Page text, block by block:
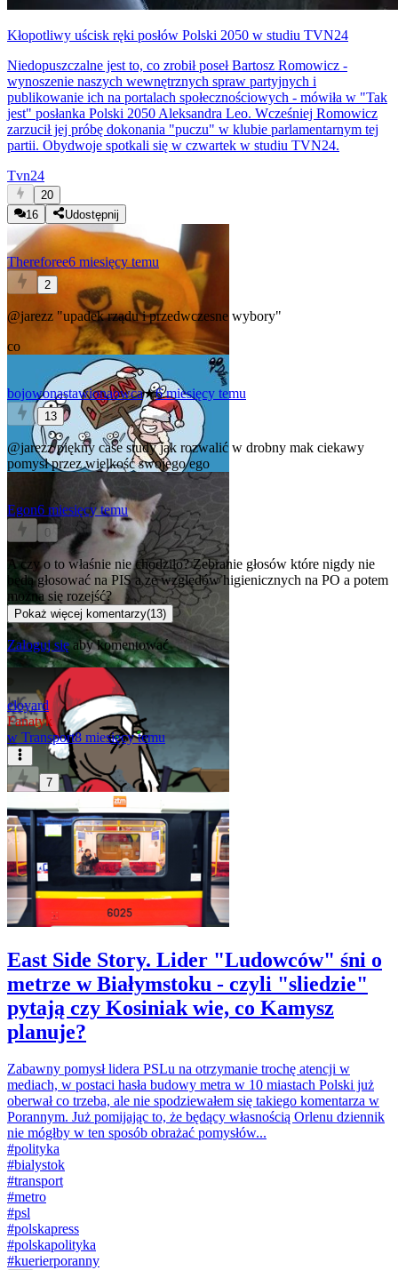
Kłopotliwy uścisk ręki posłów Polski 2050 w studiu TVN24
Niedopuszczalne jest to, co zrobił poseł Bartosz Romowicz -
wynoszenie naszych wewnętrznych spraw partyjnych i
publikowanie ich na portalach społecznościowych - mówiła w "Tak
jest" posłanka Polski 2050 Aleksandra Leo. Wcześniej Romowicz
zarzucił jej próbę dokonania "puczu" w klubie parlamentarnym tej
partii. Obydwoje spotkali się w czwartek w studiu TVN24.
Tvn24
20
16
Udostępnij
Thereforee6 miesięcy temu
2
@jarezz "upadek rządu i przedwczesne wybory"
co
bojowonastawionaowca★6 miesięcy temu
13
@jarezzpiękny case study jak rozwalić w drobny mak ciekawy
pomysł przez wielkość swojego ego
Egon6 miesięcy temu
0
A czy o to właśnie nie chodziło? Zebranie głosów które nigdy nie
będą głosować na PIS a ze względów higienicznych na PO a potem
można się rozejść?
Pokaż więcej komentarzy(13)
Zaloguj się aby komentować
eloyard
Fanatyk
w Transport8 miesięcy temu
7
East Side Story. Lider "Ludowców" śni o
metrze w Białymstoku - czyli "sliedzie"
pytają czy Kosiniak wie, co Kamysz
planuje?
Zabawny pomysł lidera PSLu na otrzymanie trochę atencji w
mediach, w postaci hasła budowy metra w 10 miastach Polski już
oberwał co trzeba, ale nie spodziewałem się takiego komentarza w
Porannym. Już pomijając to, że będący własnością Orlenu dziennik
nie mógłby w ten sposób obrażać pomysłów...
#polityka
#bialystok
#transport
#metro
#psl
#polskapress
#polskapolityka
#kuerierporanny